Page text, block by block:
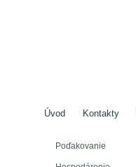
Úvod Kontakty
Poďakovanie